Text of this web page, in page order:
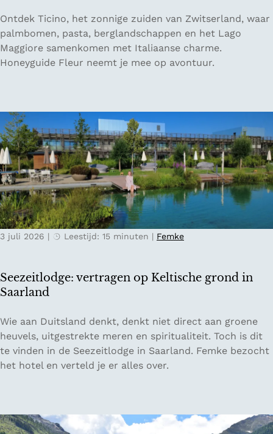
e
o
n
a
n
n
e
n
n
a
j
a
o
p
e
V
e
l
i
n
d
e
s
e
n
r
i
j
k
s
e
e
r
e
n
:
P
s
O
p
r
e
a
r
T
i
c
i
n
o
e
t
o
n
n
i
z
u
Ontdek Ticino, het zonnige zuiden van Zwitserland, waar
palmbomen, pasta, berglandschappen en het Lago
Maggiore samenkomen met Italiaanse charme.
Honeyguide Fleur neemt je mee op avontuur.
Seezeitlodge: vertragen op Keltische grond in
Saarland
3 juli 2026 | Leestijd: 15 minuten | Femke
S
e
e
z
l
Wie aan Duitsland denkt, denkt niet direct aan groene
heuvels, uitgestrekte meren en spiritualiteit. Toch is dit
te vinden in de Seezeitlodge in Saarland. Femke bezocht
het hotel en verteld je er alles over.